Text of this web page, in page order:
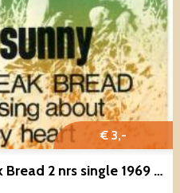
€ 3,-
Sue & Sunny Let Us Break Bread 2 nrs single 1969 mooie staat